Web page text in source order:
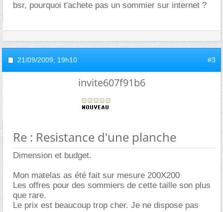
bsr, pourquoi t'achete pas un sommier sur internet ?
21/09/2009, 19h10 #3
invite607f91b6
Re : Resistance d'une planche
Dimension et budget.
Mon matelas as été fait sur mesure 200X200
Les offres pour des sommiers de cette taille son plus
que rare.
Le prix est beaucoup trop cher. Je ne dispose pas